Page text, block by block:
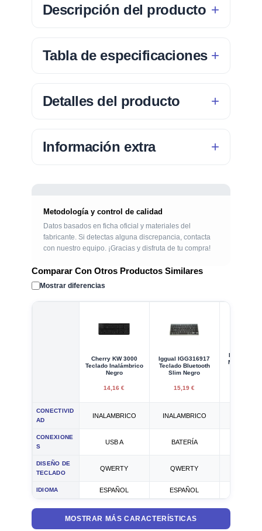
Descripción del producto
Tabla de especificaciones
Detalles del producto
Información extra
Metodología y control de calidad
Datos basados en ficha oficial y materiales del
fabricante. Si detectas alguna discrepancia, contacta
con nuestro equipo. ¡Gracias y disfruta de tu compra!
Comparar Con Otros Productos Similares
Mostrar diferencias
Cherry KW 3000
Teclado Inalámbrico
Negro
14,16 €
Iggual IGG316917
Teclado Bluetooth
Slim Negro
15,19 €
Iggual
Mini
CONECTIVID
AD
INALAMBRICO INALAMBRICO
CONEXIONE
S
USB A BATERÍA
DISEÑO DE
TECLADO
QWERTY QWERTY
IDIOMA ESPAÑOL ESPAÑOL
MOSTRAR MÁS CARACTERÍSTICAS